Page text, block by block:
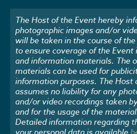
The Host of the Event hereby
photographic images and/or
will be taken in the course of
to ensure coverage of the Event
and information materials. The
materials can be used for
information purposes. The Host
assumes no liability for any
and/or video recordings taken
and for the usage of the
Detailed information regarding
your personal data is available